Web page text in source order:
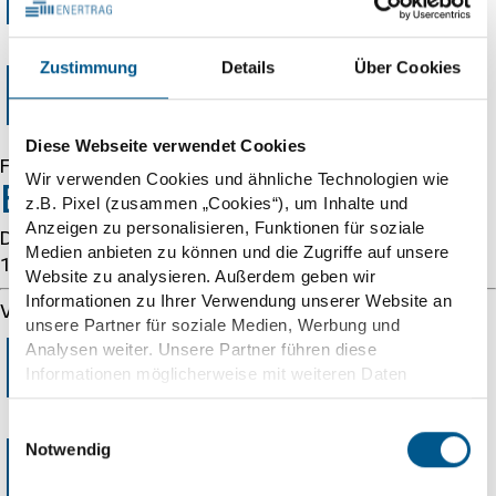
Zustimmung Details Über Cookies
Diese Webseite verwendet Cookies
Wir verwenden Cookies und ähnliche Technologien wie
z.B. Pixel (zusammen „Cookies“), um Inhalte und
Anzeigen zu personalisieren, Funktionen für soziale
Medien anbieten zu können und die Zugriffe auf unsere
Website zu analysieren. Außerdem geben wir
Informationen zu Ihrer Verwendung unserer Website an
unsere Partner für soziale Medien, Werbung und
Analysen weiter. Unsere Partner führen diese
Informationen möglicherweise mit weiteren Daten
zusammen, die Sie ihnen bereitgestellt haben oder die
haben. Wir berücksichtigen hierbei Ihre Präferenzen und
Notwendig
Forbidden
Forbidden
Error 54113
Details: cache-pdk-kpdk2140087-PDK 1785970392
1802968485
Varnish cache server
Error 403
Forbidden